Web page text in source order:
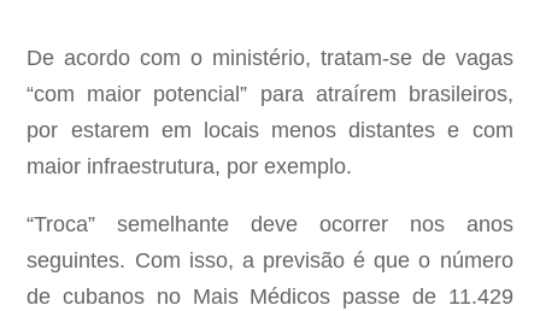
De acordo com o ministério, tratam-se de vagas
“com maior potencial” para atraírem brasileiros,
por estarem em locais menos distantes e com
maior infraestrutura, por exemplo.
“Troca” semelhante deve ocorrer nos anos
seguintes. Com isso, a previsão é que o número
de cubanos no Mais Médicos passe de 11.429